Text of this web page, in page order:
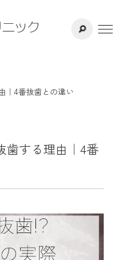
千葉県八千
｜4番抜歯との違い
歯する理由｜4番